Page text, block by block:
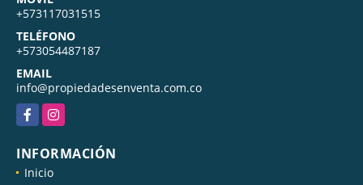
+573117031515
TELÉFONO
+573054487187
EMAIL
info@propiedadesenventa.com.co
FacebookInstagram
INFORMACIÓN
Inicio